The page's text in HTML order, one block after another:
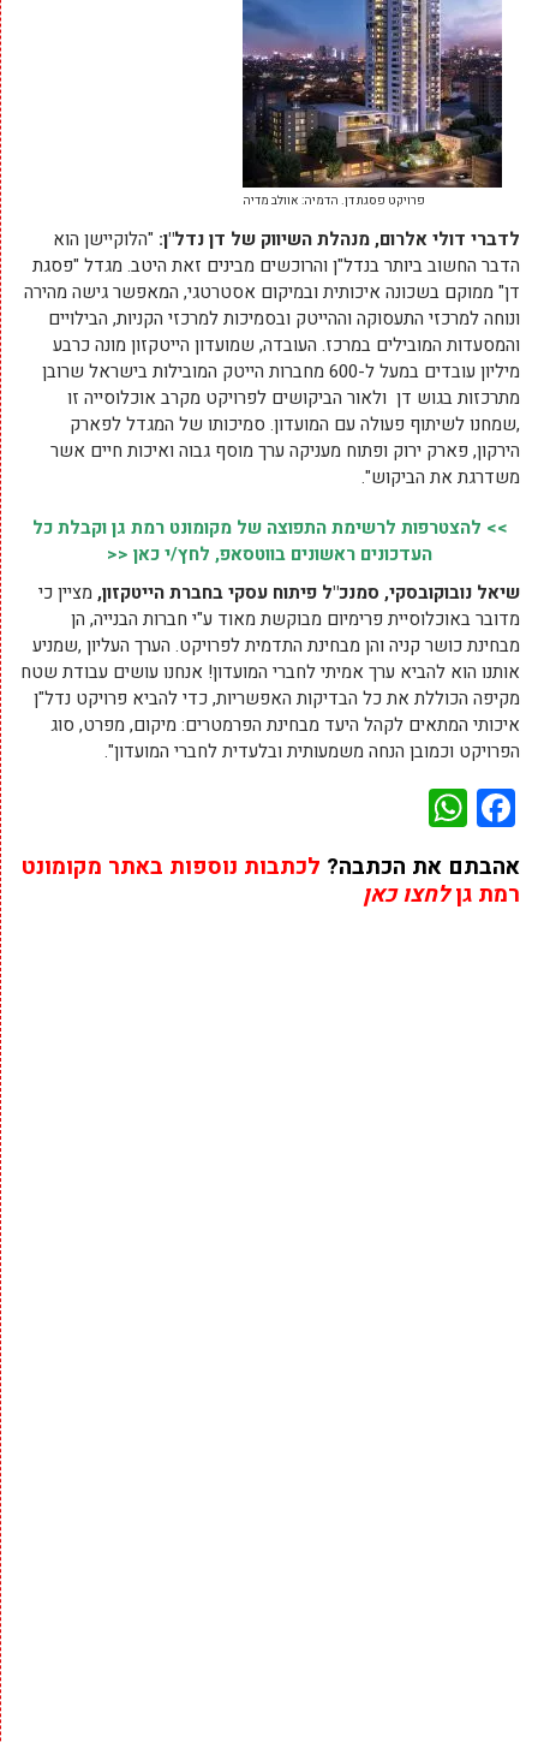
פרויקט פסגת דן. הדמיה: אוולב מדיה
לדברי דולי אלרום, מנהלת השיווק של דןנדל"ן: "הלוקיישן הוא
הדבר החשוב ביותר בנדל"ן והרוכשים מבינים זאת היטב. מגדל "פסגת
דן" ממוקם בשכונה איכותית ובמיקום אסטרטגי, המאפשר גישה מהירה
ונוחה למרכזי התעסוקה וההייטק ובסמיכות למרכזי הקניות, הבילויים
והמסעדות המובילים במרכז. העובדה, שמועדון הייטקזון מונה כרבע
מיליון עובדים במעל ל-600 מחברות הייטק המובילות בישראל שרובן
מתרכזות בגוש דן ולאור הביקושים לפרויקט מקרב אוכלוסייה זו
,שמחנו לשיתוף פעולה עם המועדון. סמיכותו של המגדל לפארק
הירקון, פארק ירוק ופתוח מעניקה ערך מוסף גבוה ואיכות חיים אשר
משדרגת את הביקוש".
>> להצטרפות לרשימת התפוצה של מקומונט רמת גן וקבלת כל
העדכונים ראשונים בווטסאפ, לחץ/י כאן <<
שיאל נובוקובסקי, סמנכ"ל פיתוח עסקי בחברת הייטקזון, מציין כי
מדובר באוכלוסיית פרימיום מבוקשת מאוד ע"י חברות הבנייה, הן
מבחינת כושר קניה והן מבחינת התדמית לפרויקט. הערך העליון ,שמניע
אותנו הוא להביא ערך אמיתי לחברי המועדון! אנחנו עושים עבודת שטח
מקיפה הכוללת את כל הבדיקות האפשריות, כדי להביא פרויקט נדל"ן
איכותי המתאים לקהל היעד מבחינת הפרמטרים: מיקום, מפרט, סוג
הפרויקט וכמובן הנחה משמעותית ובלעדית לחברי המועדון".
Facebook
אהבתם את הכתבה? לכתבות נוספות באתר מקומונט
רמת גןלחצו כאן